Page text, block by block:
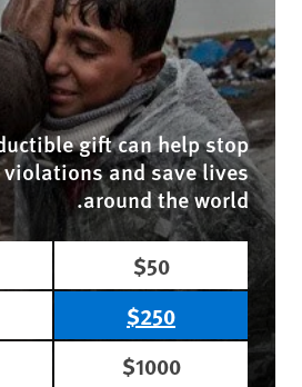
gift can help stop
and save lives
around the world.
$50
$250
$1000